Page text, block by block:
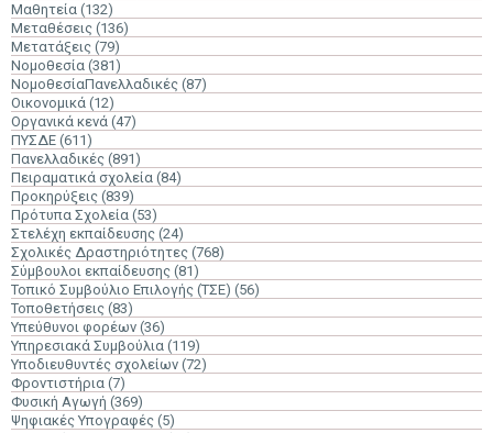
Μαθητεία (132)
Μεταθέσεις (136)
Μετατάξεις (79)
Νομοθεσία (381)
ΝομοθεσίαΠανελλαδικές (87)
Οικονομικά (12)
Οργανικά κενά (47)
ΠΥΣΔΕ (611)
Πανελλαδικές (891)
Πειραματικά σχολεία (84)
Προκηρύξεις (839)
Πρότυπα Σχολεία (53)
Στελέχη εκπαίδευσης (24)
Σχολικές Δραστηριότητες (768)
Σύμβουλοι εκπαίδευσης (81)
Τοπικό Συμβούλιο Επιλογής (ΤΣΕ) (56)
Τοποθετήσεις (83)
Υπεύθυνοι φορέων (36)
Υπηρεσιακά Συμβούλια (119)
Υποδιευθυντές σχολείων (72)
Φροντιστήρια (7)
Φυσική Αγωγή (369)
Ψηφιακές Υπογραφές (5)